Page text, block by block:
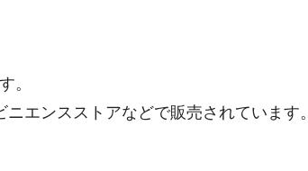
。
エンスストアなどで販売されています。